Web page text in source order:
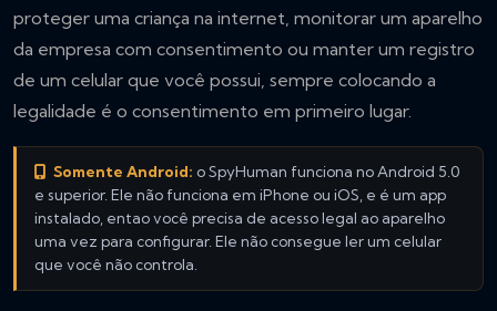
proteger uma criança na internet, monitorar um aparelho
da empresa com consentimento ou manter um registro
de um celular que você possui, sempre colocando a
legalidade é o consentimento em primeiro lugar.
Somente Android: o SpyHuman funciona no Android 5.0
e superior. Ele não funciona em iPhone ou iOS, e é um app
instalado, entao você precisa de acesso legal ao aparelho
uma vez para configurar. Ele não consegue ler um celular
que você não controla.